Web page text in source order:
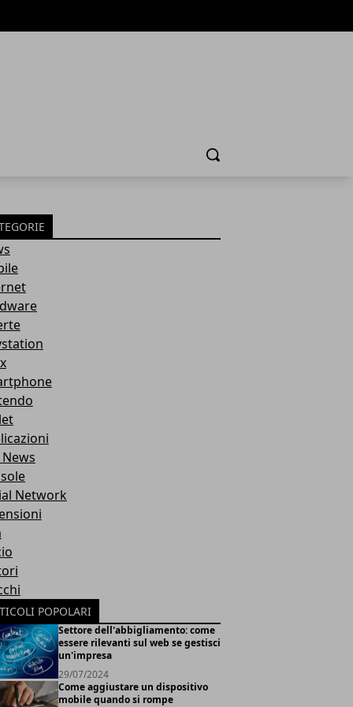
Cerca
Network
POPOLARI
Settore dell'abbigliamento: come
essere rilevanti sul web se gestisci
un'impresa
29/07/2024
Come aggiustare un dispositivo
mobile quando si rompe